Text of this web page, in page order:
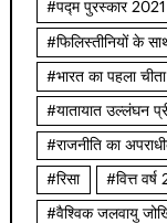
#पद्म पुरस्कार 2021
#फिलिस्तीनियों के
#भारत का पहला
#यातायात उल्लंघन
#राजनीति का
#रिसा #वित्त
#वैश्विक जलवायु